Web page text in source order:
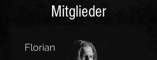
Mitglieder
Florian